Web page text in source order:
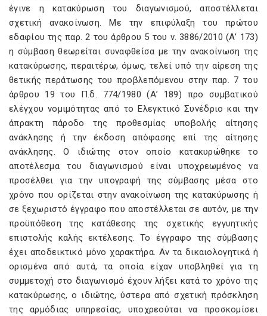
έγινε η κατακύρωση του διαγωνισμού, αποστέλλεται
σχετική ανακοίνωση. Με την επιφύλαξη του πρώτου
εδαφίου της παρ. 2 του άρθρου 5 του ν. 3886/2010 (Α’ 173)
η σύμβαση θεωρείται συναφθείσα με την ανακοίνωση της
κατακύρωσης, περαιτέρω, όμως, τελεί υπό την αίρεση της
θετικής περάτωσης του προβλεπόμενου στην παρ. 7 του
άρθρου 19 του Π.δ. 774/1980 (Α’ 189) προ συμβατικού
ελέγχου νομιμότητας από το Ελεγκτικό Συνέδριο και την
άπρακτη πάροδο της προθεσμίας υποβολής αίτησης
ανάκλησης ή την έκδοση απόφασης επί της αίτησης
ανάκλησης. Ο ιδιώτης στον οποίο κατακυρώθηκε το
αποτέλεσμα του διαγωνισμού είναι υποχρεωμένος να
προσέλθει για την υπογραφή της σύμβασης μέσα στο
χρόνο που ορίζεται στην ανακοίνωση της κατακύρωσης ή
σε ξεχωριστό έγγραφο που αποστέλλεται σε αυτόν, με την
προϋπόθεση της κατάθεσης της σχετικής εγγυητικής
επιστολής καλής εκτέλεσης. Το έγγραφο της σύμβασης
έχει αποδεικτικό μόνο χαρακτήρα. Αν τα δικαιολογητικά ή
ορισμένα από αυτά, τα οποία είχαν υποβληθεί για τη
συμμετοχή στο διαγωνισμό έχουν λήξει κατά το χρόνο της
κατακύρωσης, ο ιδιώτης, ύστερα από σχετική πρόσκληση
της αρμόδιας υπηρεσίας, υποχρεούται να προσκομίσει